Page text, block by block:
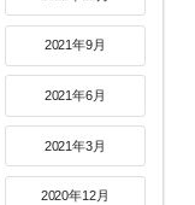
2021年9月
2021年6月
2021年3月
2020年12月